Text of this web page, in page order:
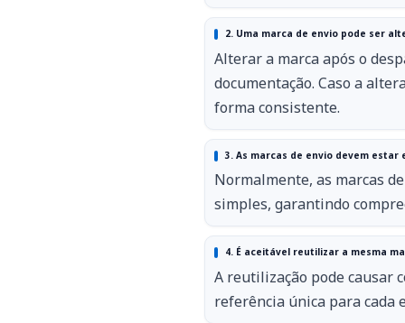
2. Uma marca de envio pode ser
Alterar a marca após o
documentação. Caso a
forma consistente.
3. As marcas de envio devem estar
Normalmente, as marcas
simples, garantindo
4. É aceitável reutilizar a mesma
A reutilização pode causar
referência única para cada